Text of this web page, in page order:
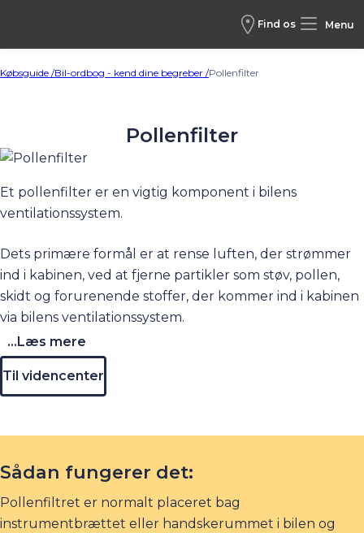
Find os Menu
Købsguide /Bil-ordbog - kend dine begreber /Pollenfilter
Pollenfilter
Et pollenfilter er en vigtig komponent i bilens
ventilationssystem.
Dets primære formål er at rense luften, der strømmer
ind i kabinen, ved at fjerne partikler som støv, pollen,
skidt og forurenende stoffer, der kommer ind i kabinen
via bilens ventilationssystem.
...Læs mere
Til videncenter
Sådan fungerer det:
Pollenfiltret er normalt placeret bag
instrumentbrættet eller handskerummet i bilen og